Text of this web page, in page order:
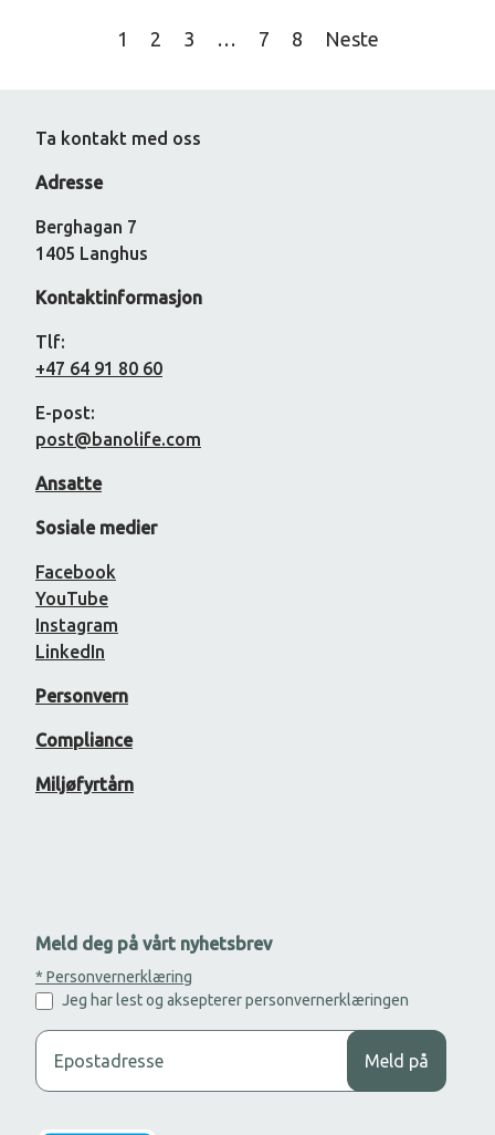
Posts
1 2 3 … 7 8 Neste
Ta kontakt med oss
Adresse
Berghagan 7
1405 Langhus
Kontaktinformasjon
Tlf:
+47 64 91 80 60
E-post:
post@banolife.com
Ansatte
Sosiale medier
Facebook
YouTube
Instagram
LinkedIn
Personvern
Compliance
Miljøfyrtårn
Meld deg på vårt nyhetsbrev
* Personvernerklæring
Jeg har lest og aksepterer personvernerklæringen
Legg til din epost adresse for å motta nyhetsbrev.
Meld på